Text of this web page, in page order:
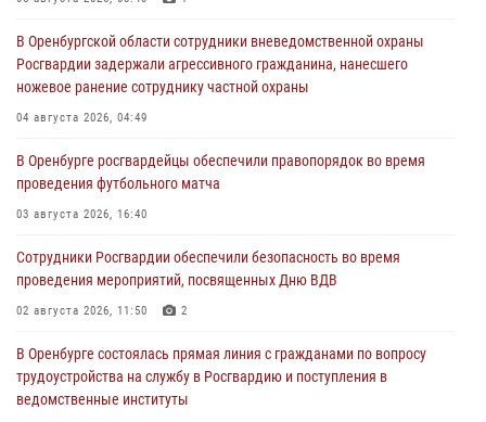
В Оренбургской области сотрудники вневедомственной охраны
Росгвардии задержали агрессивного гражданина, нанесшего
ножевое ранение сотруднику частной охраны
04 августа 2026, 04:49
В Оренбурге росгвардейцы обеспечили правопорядок во время
проведения футбольного матча
03 августа 2026, 16:40
Сотрудники Росгвардии обеспечили безопасность во время
проведения мероприятий, посвященных Дню ВДВ
02 августа 2026, 11:50 2
В Оренбурге состоялась прямая линия с гражданами по вопросу
трудоустройства на службу в Росгвардию и поступления в
ведомственные институты